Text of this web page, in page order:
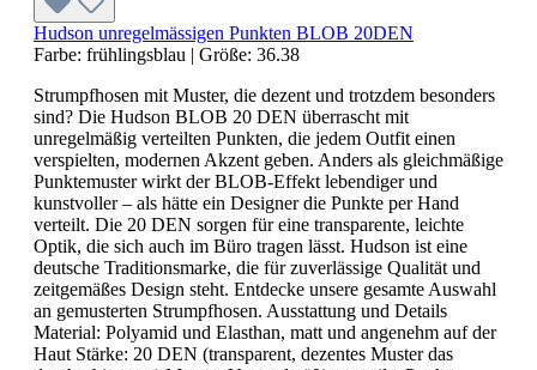
Hudson unregelmässigen Punkten BLOB 20DEN
Farbe: frühlingsblau | Größe: 36.38
Strumpfhosen mit Muster, die dezent und trotzdem besonders
sind? Die Hudson BLOB 20 DEN überrascht mit
unregelmäßig verteilten Punkten, die jedem Outfit einen
verspielten, modernen Akzent geben. Anders als gleichmäßige
Punktemuster wirkt der BLOB-Effekt lebendiger und
kunstvoller – als hätte ein Designer die Punkte per Hand
verteilt. Die 20 DEN sorgen für eine transparente, leichte
Optik, die sich auch im Büro tragen lässt. Hudson ist eine
deutsche Traditionsmarke, die für zuverlässige Qualität und
zeitgemäßes Design steht. Entdecke unsere gesamte Auswahl
an gemusterten Strumpfhosen. Ausstattung und Details
Material: Polyamid und Elasthan, matt und angenehm auf der
Haut Stärke: 20 DEN (transparent, dezentes Muster das